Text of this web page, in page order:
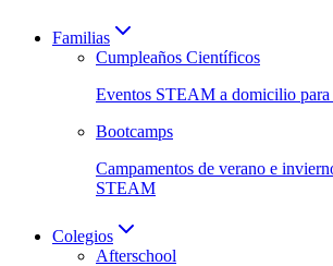
Familias
Cumpleaños Científicos
Eventos STEAM a domicilio para
Bootcamps
Campamentos de verano e
STEAM
Colegios
Afterschool